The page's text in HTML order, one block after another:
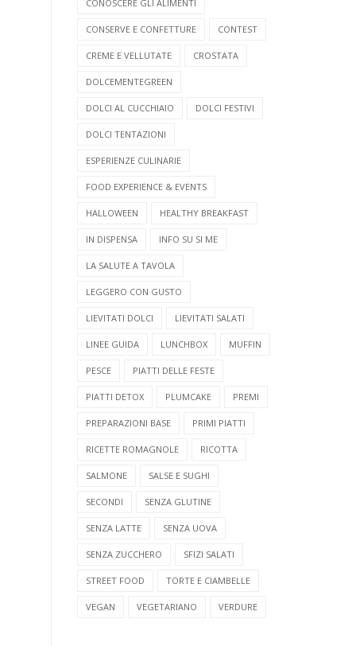
CONOSCERE GLI ALIMENTI
CONSERVE E CONFETTURE CONTEST
CREME E VELLUTATE CROSTATA
DOLCEMENTEGREEN
DOLCI AL CUCCHIAIO DOLCI FESTIVI
DOLCI TENTAZIONI
ESPERIENZE CULINARIE
FOOD EXPERIENCE & EVENTS
HALLOWEEN HEALTHY BREAKFAST
IN DISPENSA INFO SU SI ME
LA SALUTE A TAVOLA
LEGGERO CON GUSTO
LIEVITATI DOLCI LIEVITATI SALATI
LINEE GUIDA LUNCHBOX MUFFIN
PESCE PIATTI DELLE FESTE
PIATTI DETOX PLUMCAKE PREMI
PREPARAZIONI BASE PRIMI PIATTI
RICETTE ROMAGNOLE RICOTTA
SALMONE SALSE E SUGHI
SECONDI SENZA GLUTINE
SENZA LATTE SENZA UOVA
SENZA ZUCCHERO SFIZI SALATI
STREET FOOD TORTE E CIAMBELLE
VEGAN VEGETARIANO VERDURE